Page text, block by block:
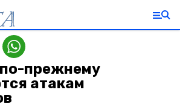
прежнему
атакам